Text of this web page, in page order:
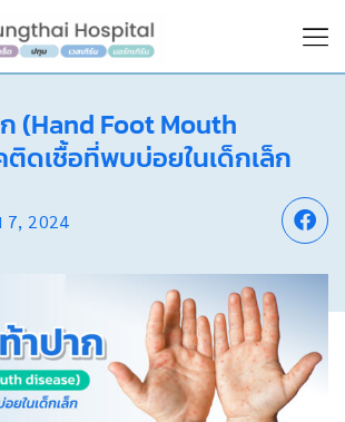
(Hand Foot Mouth
ติดเชื้อที่พบบ่อยในเด็กเล็ก
7, 2024